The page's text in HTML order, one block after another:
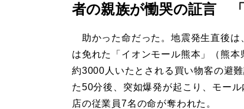
者の親族が慟哭の証言
助かった命だった。地震発生直後は
は免れた「イオンモール熊本」（熊本
約3000人いたとされる買い物客の避
た50分後、突如爆発が起こり、モール
店の従業員7名の命が奪われた。